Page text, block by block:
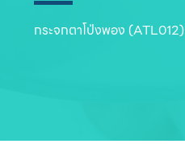
กระจกตาโป่งพอง (ATL012)